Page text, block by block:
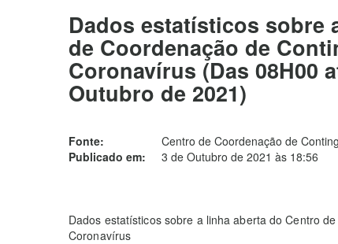
Dados estatísticos sobre
de Coordenação de
Coronavírus (Das 08H00
Outubro de 2021)
Fonte:
Centro de Coordenação de
Publicado em:
3 de Outubro de 2021 às 18:56
Dados estatísticos sobre a linha aberta do Centro
Coronavírus